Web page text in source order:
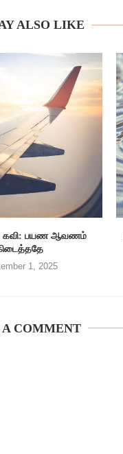
ALSO LIKE
கவி: பயண ஆவணம்
1, 2025
COMMENT